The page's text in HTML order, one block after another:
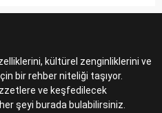
kültürel zenginliklerini ve
bir rehber niteliği taşıyor.
ve keşfedilecek
şeyi burada bulabilirsiniz.